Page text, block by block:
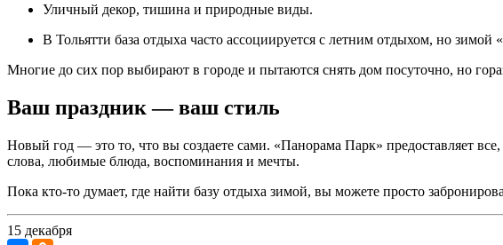
Уличный декор, тишина и природные виды.
В Тольятти база отдыха часто ассоциируется с летним отдыхом, но
Многие до сих пор выбирают в городе и пытаются снять дом посуточно, но
Ваш праздник — ваш стиль
Новый год — это то, что вы создаете сами. «Панорама Парк» предоставляет
слова, любимые блюда, воспоминания и мечты.
Пока кто-то думает, где найти базу отдыха зимой, вы можете просто
15 декабря